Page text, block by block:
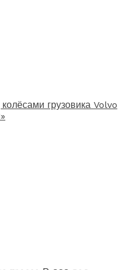
грузовика Volvo